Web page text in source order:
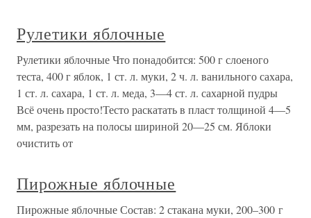
Рулетики яблочные
Рулетики яблочные Что понадобится: 500 г слоеного
теста, 400 г яблок, 1 ст. л. муки, 2 ч. л. ванильного сахара,
1 ст. л. сахара, 1 ст. л. меда, 3—4 ст. л. сахарной пудры
Всё очень просто!Тесто раскатать в пласт толщиной 4—5
мм, разрезать на полосы шириной 20—25 см. Яблоки
очистить от
Пирожные яблочные
Пирожные яблочные Состав: 2 стакана муки, 200–300 г